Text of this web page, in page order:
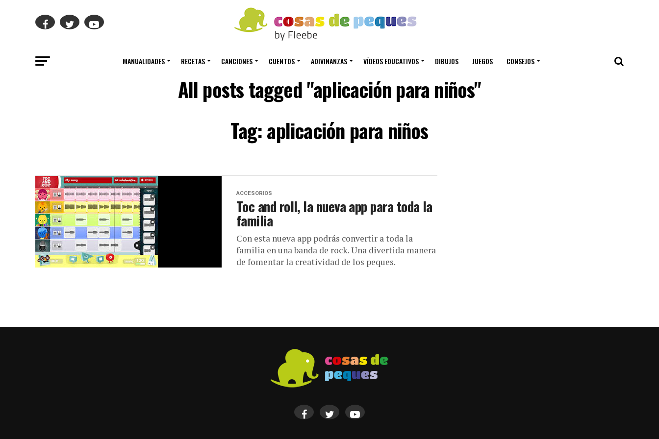
MANUALIDADES RECETAS CANCIONES CUENTOS ADIVINANZAS VÍDEOS EDUCATIVOS DIBUJOS JUEGOS CONSEJOS
All posts tagged "aplicación para niños"
Tag: aplicación para niños
ACCESORIOS
Toc and roll, la nueva app para toda la
familia
Con esta nueva app podrás convertir a toda la
familia en una banda de rock. Una divertida manera
de fomentar la creatividad de los peques.